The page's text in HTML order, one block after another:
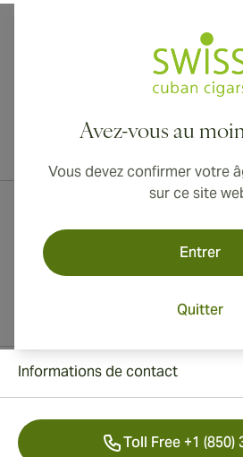
Avez-vous au
Vous devez confirmer votre
sur ce site
Entrer
Quitter
Livraison internationale disponible vers
Informations de contact
Toll Free +1 (850)